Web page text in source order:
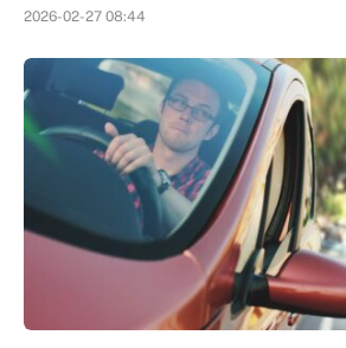
2026-02-27 08:44